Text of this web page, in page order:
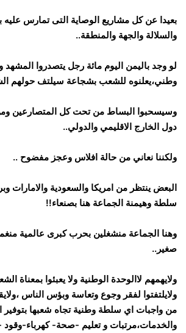
بعيدا عن كل مشاريع الوصاية التى تمارس
والسلالة والجهة والمنطقة..
لو وجد باليمن اليوم مائة رجل يتصدروا
وطني،يعلنوه للشعب بشجاعة سيلتف حولهم
وسيسحبوا البساط من تحت كل المتصارعين
دول الخارج الاقليمي والدولي..
ولكننا نعاني من حالة افلاس وعجز مفضوح ..
البعض ينتظر من امريكا والسعودية والامارات
سلطة وهيمنة الجماعة هنا بصنعاء!!
وهنا الجماعة منشغلين بحرب كبرى عالمية
صغير..
ولايهمهم لاالوحدة الوطنية ولا يعبئوا بمعناة
ولايلتفتوا لفقر وجوع وتعاسة وبؤس الناس
من واجبات اي سلطة وطنية تجاه شعبها بتوفير
والخدمات،مرتبات و تعليم -صحة- كهرباء-وقود